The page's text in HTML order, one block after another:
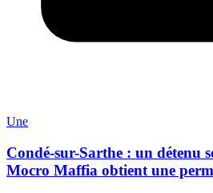
Une
Condé-sur-Sarthe : un détenu
Mocro Maffia obtient une